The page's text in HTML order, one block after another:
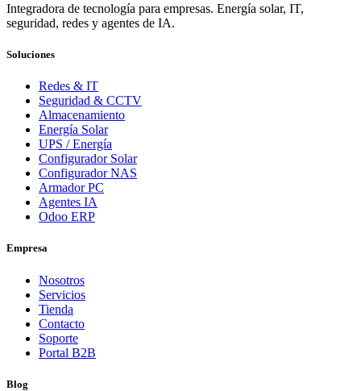
Integradora de tecnología para empresas. Energía solar, IT,
seguridad, redes y agentes de IA.
Soluciones
Redes & IT
Seguridad & CCTV
Almacenamiento
Energía Solar
UPS / Energía
Configurador Solar
Configurador NAS
Armador PC
Agentes IA
Odoo ERP
Empresa
Nosotros
Servicios
Tienda
Contacto
Soporte
Portal B2B
Blog